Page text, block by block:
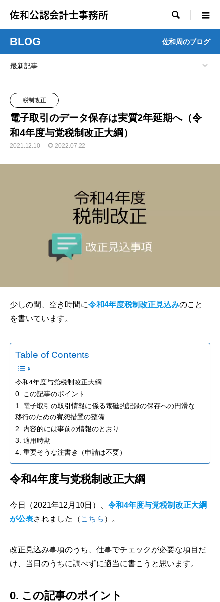
佐和公認会計士事務所 
BLOG 佐和周のブログ
最新記事
税制改正
電子取引のデータ保存は実質2年延期へ（令
和4年度与党税制改正大綱）
2021.12.10 2022.07.22
少しの間、空き時間に令和4年度税制改正見込みのこと
を書いています。
Table of Contents
令和4年度与党税制改正大綱
0. この記事のポイント
1. 電子取引の取引情報に係る電磁的記録の保存への円滑な
移行のための宥恕措置の整備
2. 内容的には事前の情報のとおり
3. 適用時期
4. 重要そうな注書き（申請は不要）
令和4年度与党税制改正大綱
今日（2021年12月10日）、 令和4年度与党税制改正大綱
が公表されました（ こ ち ら ）。
改正見込み事項のうち、仕事でチェックが必要な項目だ
け、当日のうちに調べずに適当に書こうと思います。
0. この記事のポイント